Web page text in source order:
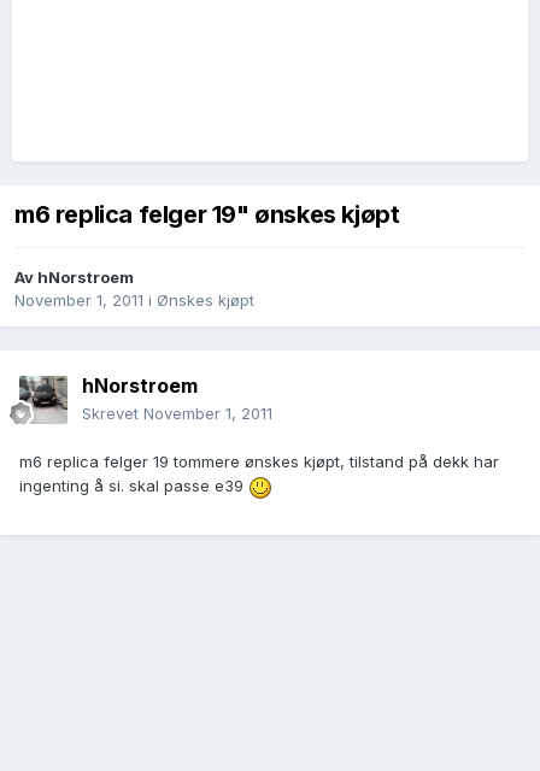
m6 replica felger 19" ønskes kjøpt
Av hNorstroem
November 1, 2011 i Ønskes kjøpt
hNorstroem
Skrevet November 1, 2011
m6 replica felger 19 tommere ønskes kjøpt, tilstand på dekk har
ingenting å si. skal passe e39